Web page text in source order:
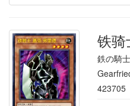
铁骑
鉄の騎
423705